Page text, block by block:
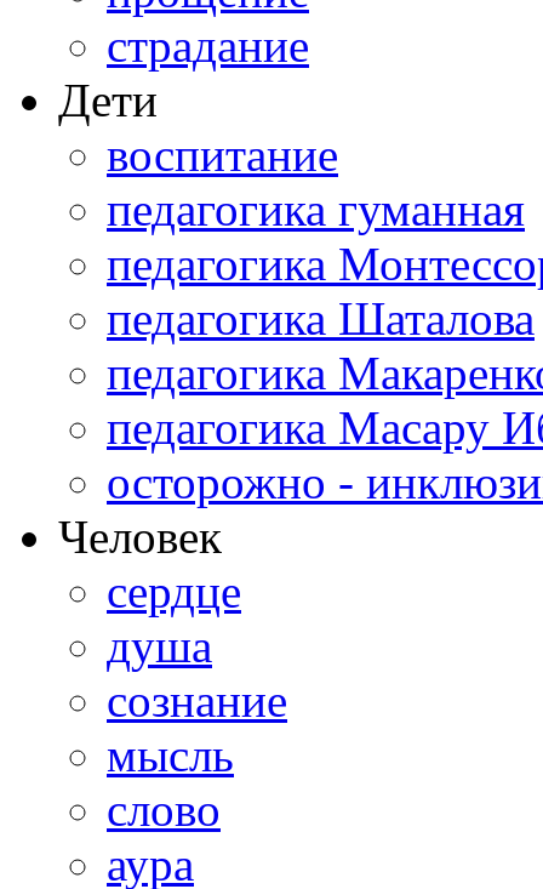
страдание
Дети
воспитание
педагогика гуманная
педагогика
педагогика Шаталова
педагогика
педагогика Масару
осторожно -
Человек
сердце
душа
сознание
мысль
слово
аура